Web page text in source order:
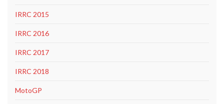
IRRC 2015
IRRC 2016
IRRC 2017
IRRC 2018
MotoGP